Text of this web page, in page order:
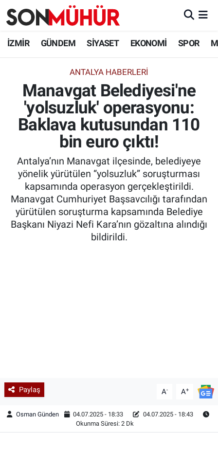
İZMİR GÜNDEM SİYASET EKONOMİ SPOR
ANTALYA HABERLERİ
Manavgat Belediyesi'ne
'yolsuzluk' operasyonu:
Baklava kutusundan 110
bin euro çıktı!
Antalya’nın Manavgat ilçesinde, belediyeye
yönelik yürütülen “yolsuzluk” soruşturması
kapsamında operasyon gerçekleştirildi.
Manavgat Cumhuriyet Başsavcılığı tarafından
yürütülen soruşturma kapsamında Belediye
Başkanı Niyazi Nefi Kara’nın gözaltına alındığı
bildirildi.
Paylaş A- A+
Osman Günden 04.07.2025 - 18:33
04.07.2025 - 18:43
Okunma Süresi: 2 Dk
İzmir Nöbetçi Eczaneler
İzmir Namaz Vakitleri
İzmir Trafik Yoğunluk Haritası
Süper Lig Puan Durumu ve Fikstür
Tüm Manşetler
Son Dakika Haberleri
Haber Arşivi